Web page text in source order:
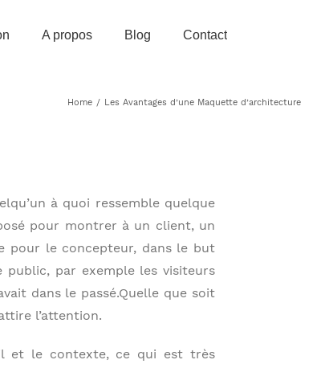
A propos Blog Contact
Home / Les Avantages d’une Maquette d’architecture
à quoi ressemble quelque
pour montrer à un client, un
pour le concepteur, dans le but
public, par exemple les visiteurs
dans le passé.Quelle que soit
l’attention.
le contexte, ce qui est très